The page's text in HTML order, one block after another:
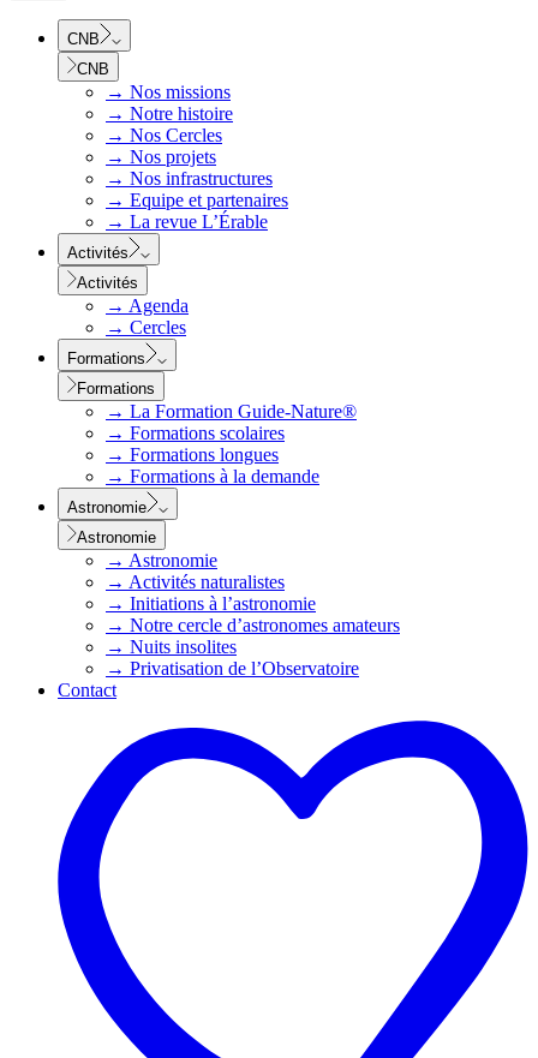
CNB
CNB
→ Nos missions
→ Notre histoire
→ Nos Cercles
→ Nos projets
→ Nos infrastructures
→ Equipe et partenaires
→ La revue L’Érable
Activités
Activités
→ Agenda
→ Cercles
Formations
Formations
→ La Formation Guide-Nature®
→ Formations scolaires
→ Formations longues
→ Formations à la demande
Astronomie
Astronomie
→ Astronomie
→ Activités naturalistes
→ Initiations à l’astronomie
→ Notre cercle d’astronomes amateurs
→ Nuits insolites
→ Privatisation de l’Observatoire
Contact